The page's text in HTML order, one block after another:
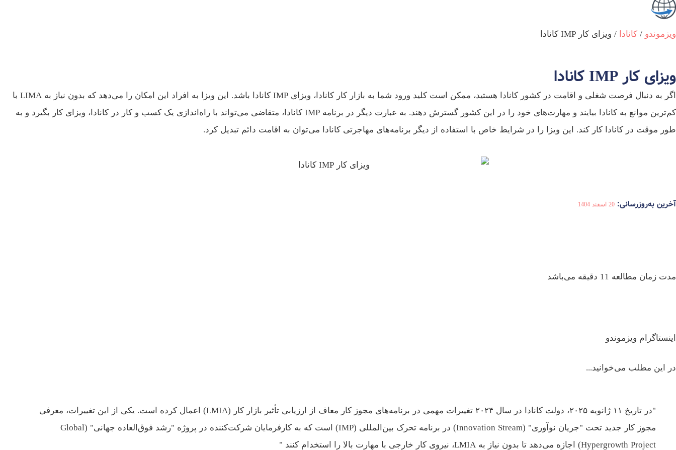
ویزموندو / کانادا / ویزای کار IMP کانادا
ویزای کار IMP کانادا
اگر به دنبال فرصت شغلی و اقامت در کشور کانادا هستید، ممکن است کلید ورود شما به بازار کار کانادا، ویزای IMP کانادا باشد. این ویزا به افراد این امکان را می‌دهد که بدون نیاز به LIMA با
کم‌ترین موانع به کانادا بیایند و مهارت‌های خود را در این کشور گسترش دهند. به عبارت دیگر در برنامه IMP کانادا، متقاضی می‌تواند با راه‌اندازی یک کسب و کار در کانادا، ویزای کار بگیرد و به
طور موقت در کانادا کار کند. این ویزا را در شرایط خاص با استفاده از دیگر برنامه‌های مهاجرتی کانادا می‌توان به اقامت دائم تبدیل کرد.
آخرین به‌روزرسانی: 20 اسفند 1404
مدت زمان مطالعه 11 دقیقه می‌باشد
اینستاگرام ویزموندو
در این مطلب می‌خوانید...
"در تاریخ ۱۱ ژانویه ۲۰۲۵، دولت کانادا در سال ۲۰۲۴ تغییرات مهمی در برنامه‌های مجوز کار معاف از ارزیابی تأثیر بازار کار (LMIA) اعمال کرده است. یکی از این تغییرات، معرفی
مجوز کار جدید تحت "جریان نوآوری" (Innovation Stream) در برنامه تحرک بین‌المللی (IMP) است که به کارفرمایان شرکت‌کننده در پروژه "رشد فوق‌العاده جهانی" (Global
Hypergrowth Project) اجازه می‌دهد تا بدون نیاز به LMIA، نیروی کار خارجی با مهارت بالا را استخدام کنند "